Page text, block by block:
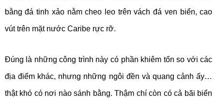
bằng đá tinh xảo nằm cheo leo trên vách đá ven biển, cao
vút trên mặt nước Caribe rực rỡ.
Đúng là những công trình này có phần khiêm tốn so với các
địa điểm khác, nhưng những ngôi đền và quang cảnh ấy…
thật khó có nơi nào sánh bằng. Thậm chí còn có cả bãi biển